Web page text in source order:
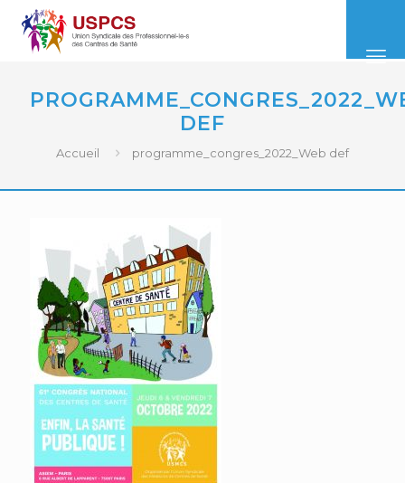
DEF
Accueil programme_congres_2022_Web def